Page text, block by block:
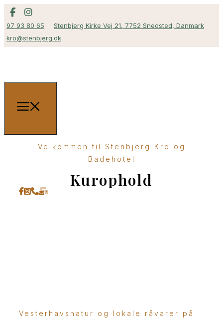
97 93 80 65
Stenbjerg Kirke Vej 21, 7752 Snedsted, Danmark
kro@stenbjerg.dk
Velkommen til Stenbjerg Kro og
Badehotel
Kurophold
Vesterhavsnatur og lokale råvarer på